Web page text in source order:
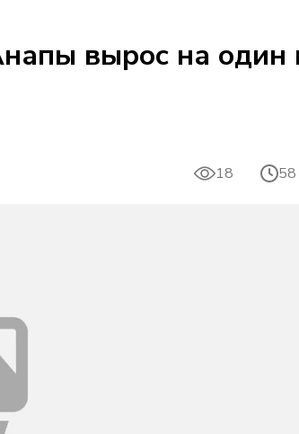
вырос на
18 58